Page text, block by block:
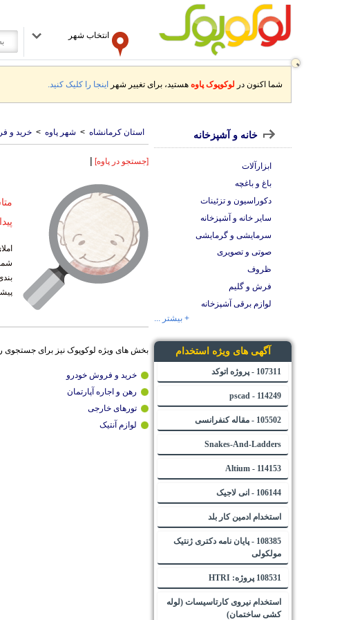
انتخاب شهر
شما اکنون در لوکوپوک پاوه هستید، برای تغییر شهر اینجا را کلیک کنید.
استان کرمانشاه > شهر پاوه > خرید و
[جستجو در پاوه] |
بخش های ویژه لوکوپوک نیز برای
خرید و فروش خودرو
رهن و اجاره آپارتمان
تورهای خارجی
لوازم آنتیک
خانه و آشپزخانه
ابزارآلات
باغ و باغچه
دکوراسیون و تزئینات
سایر خانه و آشپزخانه
سرمایشی و گرمایشی
صوتی و تصویری
ظروف
فرش و گلیم
لوازم برقی آشپزخانه
+ بیشتر ...
آگهی های ویژه استخدام
107311 - پروژه اتوکد
114249 - pscad
105502 - مقاله کنفرانسی
Snakes-And-Ladders
114153 - Altium
106144 - انی لاجیک
استخدام ادمین کار بلد
108385 - پایان نامه دکتری ژنتیک
مولکولی
108531 پروژه: HTRI
استخدام نیروی کارتاسیسات (لوله
کشی ساختمان)